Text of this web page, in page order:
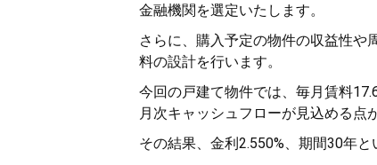
金融機関を選定いたします。
さらに、購入予定の物件の収益性や
料の設計を行います。
今回の戸建て物件では、毎月賃料
月次キャッシュフローが見込める点
その結果、金利2.550%、期間30年